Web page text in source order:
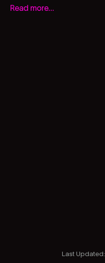
Read more…
Last Updated: